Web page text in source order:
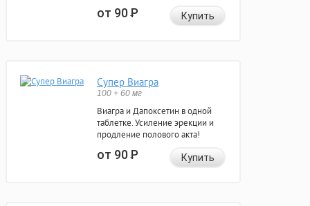
от 90Р Купить
Супер Виагра
100 + 60 мг
Виагра и Дапоксетин в одной
таблетке. Усиление эрекции и
продление полового акта!
от 90Р Купить